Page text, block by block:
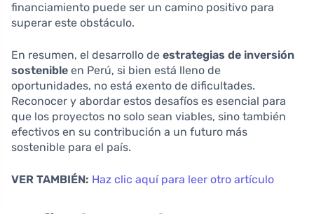
financiamiento puede ser un camino positivo para
superar este obstáculo.
En resumen, el desarrollo de estrategias de inversión
sostenible en Perú, si bien está lleno de
oportunidades, no está exento de dificultades.
Reconocer y abordar estos desafíos es esencial para
que los proyectos no solo sean viables, sino también
efectivos en su contribución a un futuro más
sostenible para el país.
VER TAMBIÉN: Haz clic aquí para leer otro artículo